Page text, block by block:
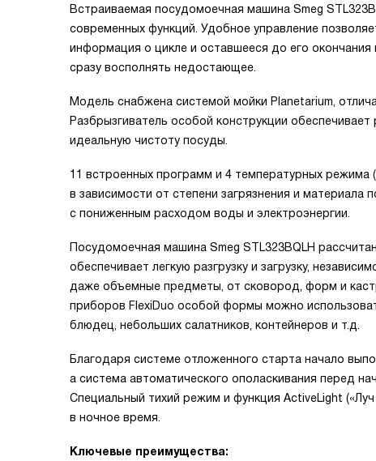
Встраиваемая посудомоечная машина Smeg
современных функций. Удобное управление
информация о цикле и оставшееся до его
сразу восполнять недостающее.
Модель снабжена системой мойки Planetarium,
Разбрызгиватель особой конструкции
идеальную чистоту посуды.
11 встроенных программ и 4 температурных
в зависимости от степени загрязнения и
с пониженным расходом воды и электроэнергии.
Посудомоечная машина Smeg STL323BQLH
обеспечивает легкую разгрузку и загрузку,
даже объемные предметы, от сковород, форм и
приборов FlexiDuo особой формы можно
блюдец, небольших салатников, контейнеров и т.д.
Благодаря системе отложенного старта начало
а система автоматического ополаскивания перед
Специальный тихий режим и функция ActiveLight
в ночное время.
Ключевые преимущества: